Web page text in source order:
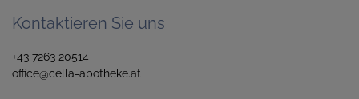
Kontaktieren Sie uns
+43 7263 20514
office@cella-apotheke.at